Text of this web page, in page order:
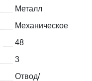
Металл
Механическое
48
3
Отвод/